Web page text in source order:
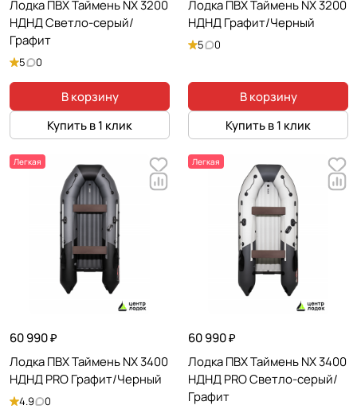
Лодка ПВХ Таймень NX 3200
НДНД Светло-серый/
Графит
5 0
В корзину
Купить в 1 клик
Лодка ПВХ Таймень NX 3200
НДНД Графит/Черный
5 0
В корзину
Купить в 1 клик
Легкая
60 990 ₽
Лодка ПВХ Таймень NX 3400
НДНД PRO Графит/Черный
4.9 0
Легкая
60 990 ₽
Лодка ПВХ Таймень NX 3400
НДНД PRO Светло-серый/
Графит